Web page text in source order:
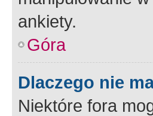
ankiety.
Góra
Dlaczego nie
Niektóre fora